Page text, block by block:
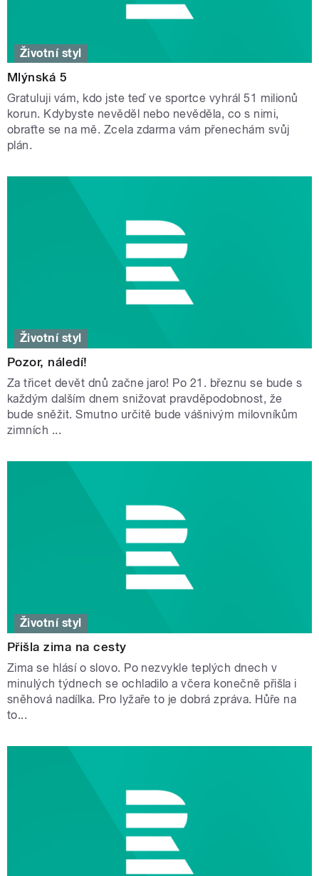
Životní styl
Mlýnská 5
Gratuluji vám, kdo jste teď ve sportce vyhrál 51 milionů
korun. Kdybyste nevěděl nebo nevěděla, co s nimi,
obraťte se na mě. Zcela zdarma vám přenechám svůj
plán.
Životní styl
Pozor, náledí!
Za třicet devět dnů začne jaro! Po 21. březnu se bude s
každým dalším dnem snižovat pravděpodobnost, že
bude sněžit. Smutno určitě bude vášnivým milovníkům
zimních ...
Životní styl
Přišla zima na cesty
Zima se hlásí o slovo. Po nezvykle teplých dnech v
minulých týdnech se ochladilo a včera konečně přišla i
sněhová nadílka. Pro lyžaře to je dobrá zpráva. Hůře na
to...